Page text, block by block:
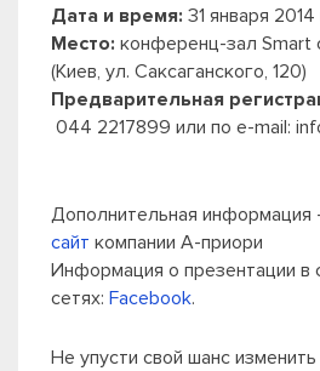
Дата и время: 31 января
Место: конференц-зал Smart
(Киев, ул. Саксаганского, 120)
Предварительная
044 2217899 или по e-mail:
Дополнительная информация
сайт компании А-приори
Информация о презентации в
сетях: Facebook.
Не упусти свой шанс